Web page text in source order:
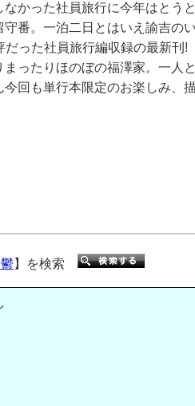
かった社員旅行に今年はとう
番。一泊二日とはいえ諭吉の
った社員旅行編収録の最新刊!
ったりほのぼの福澤家。一人
回も単行本限定のお楽しみ、
】を検索